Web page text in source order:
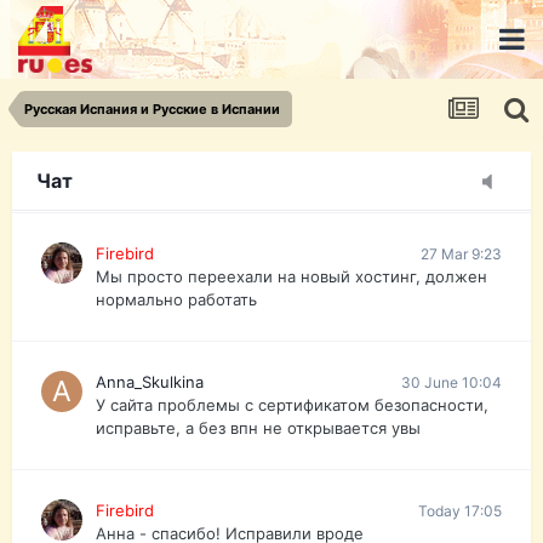
Русская Испания и Русские в Испании
Чат
urist.dokument@gmail.com
https://pasport-ua.com/
Телеграмм @uristpassua
Firebird
Друзья - из России без VPN сайт и форум
Firebird 27 Mar 9:23
Мы просто переехали на новый хостинг, должен
нормально работать
Anna_Skulkina 30 June 10:04
У сайта проблемы с сертификатом безопасности,
исправьте, а без впн не открывается увы
Firebird Today 17:05
Анна - спасибо! Исправили вроде